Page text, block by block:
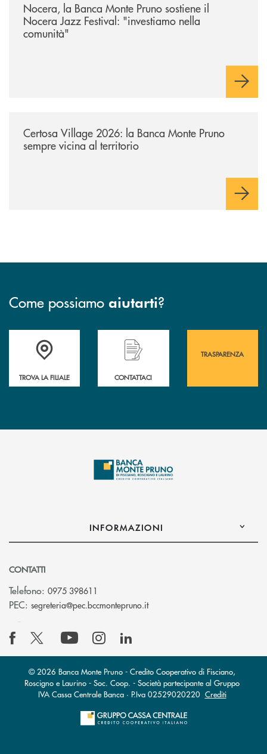
Nocera, la Banca Monte Pruno sostiene il
Nocera Jazz Festival: "investiamo nella
comunità"
Certosa Village 2026: la Banca Monte Pruno
sempre vicina al territorio
Come possiamo aiutarti?
Accedi all' elenco completo&nbsp; delle&nbsp; filiali&nbsp; di Banca
TROVA LA FILIALE
Hai bisogno di assistenza immediata?
CONTATTACI
TRASPARENZA
INFORMAZIONI
CONTATTI
Telefono: 0975 398611
PEC: segreteria@pec.bccmontepruno.it(si apre l’app di posta
© 2026 Banca Monte Pruno - Credito Cooperativo di Fisciano,
Roscigno e Laurino - Soc. Coop. - Società partecipante al Gruppo
IVA Cassa Centrale Banca · P.Iva 02529020220 Crediti